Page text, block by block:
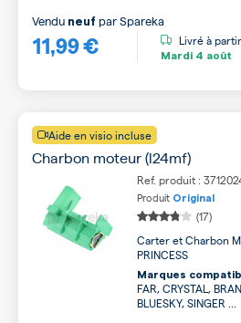
11,99 €
Vendu neuf parSpareka
Livré à
Mardi 4 août
Aide en visio incluse
Charbon moteur (l24mf)
Ref. produit :
Produit Original
(17)
Carter et Charbon
PRINCESS
Marques
FAR, CRYSTAL,
BLUESKY, SINGER ...